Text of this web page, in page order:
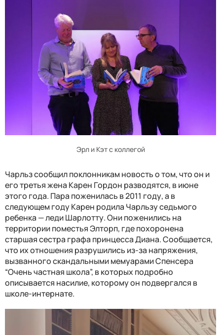
Эрл и Кэт с коллегой
Чарльз сообщил поклонникам новость о том, что он и
его третья жена Карен Гордон разводятся, в июне
этого года. Пара поженилась в 2011 году, а в
следующем году Карен родила Чарльзу седьмого
ребенка — леди Шарлотту. Они поженились на
территории поместья Элторп, где похоронена
старшая сестра графа принцесса Диана. Сообщается,
что их отношения разрушились из-за напряжения,
вызванного скандальными мемуарами Спенсера
“Очень частная школа”, в которых подробно
описывается насилие, которому он подвергался в
школе-интернате.